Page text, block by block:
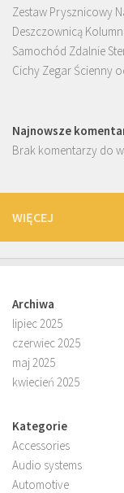
Zestaw Prysznicowy
Deszczownicą
Samochód Zdalnie
Cichy Zegar Ścienny
Najnowsze
Brak komentarzy do
WIĘCEJ
Archiwa
lipiec 2025
czerwiec 2025
maj 2025
kwiecień 2025
Kategorie
Accessories
Audio systems
Automotive